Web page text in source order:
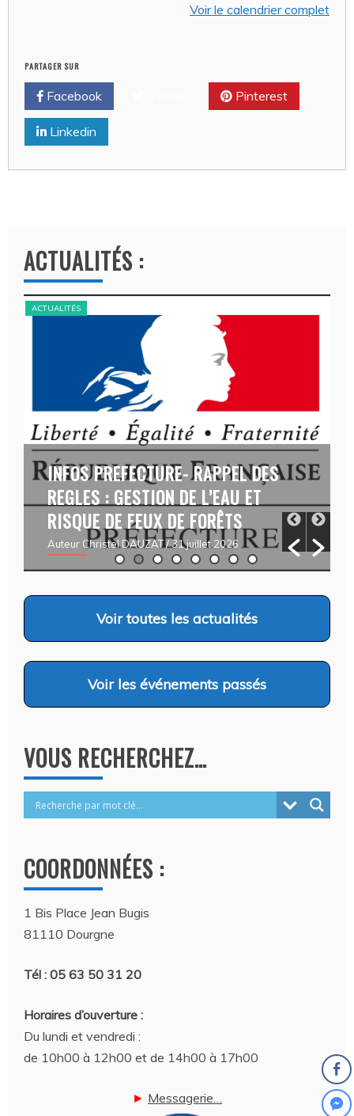
Voir le calendrier complet
PARTAGER SUR
Facebook Pinterest
Linkedin
ACTUALITÉS :
ACTUALITÉS
INFOS PREFECTURE- RAPPEL DES
REGLES : GESTION DE L’EAU ET
RISQUE DE FEUX DE FORÊTS
Auteur Christel DAUZAT/ 31 juillet 2026
Voirtoutes les actualités
Voir les événements passés
VOUS RECHERCHEZ…
COORDONNÉES :
1 Bis Place Jean Bugis
81110 Dourgne
Tél : 05 63 50 31 20
Horaires d’ouverture :
Du lundi et vendredi :
de 10h00 à 12h00 et de 14h00 à 17h00
► Messagerie…